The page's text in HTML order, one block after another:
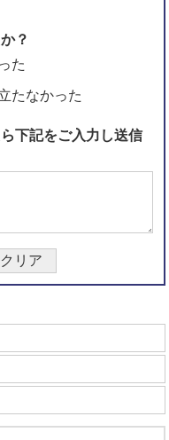
？
た
たなかった
下記をご入力し送信